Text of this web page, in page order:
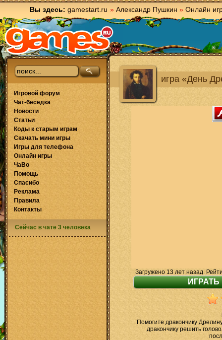
Вы здесь: gamestart.ru » Александр Пушкин » Онлайн
игра «День
Загружено 13 лет назад.
Помогите дракончику
дракончику решить
Игровой форум
Чат-беседка
Новости
Статьи
Коды к старым играм
Скачать мини игры
Игры для телефона
Онлайн игры
ЧаВо
Помощь
Спасибо
Реклама
Правила
Контакты
Сейчас в чате 3 человека